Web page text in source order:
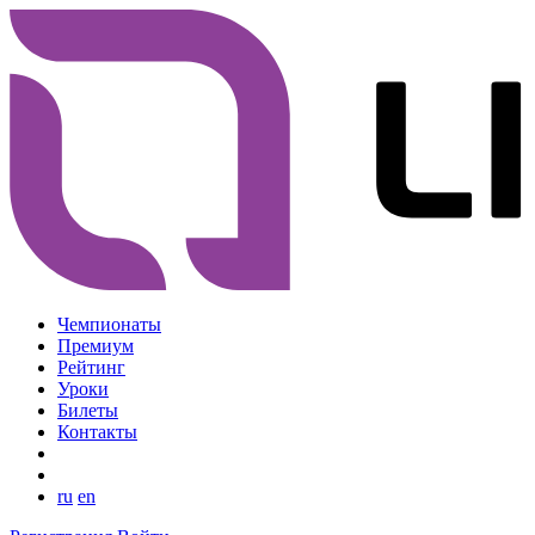
Чемпионаты
Премиум
Рейтинг
Уроки
Билеты
Контакты
ru en